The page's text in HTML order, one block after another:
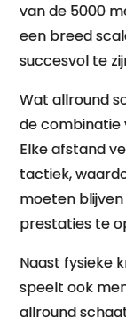
van de 5000
een breed
succesvol te
Wat allround
de combinatie
Elke afstand
tactiek,
moeten
prestaties te
Naast fysieke
speelt ook
allround